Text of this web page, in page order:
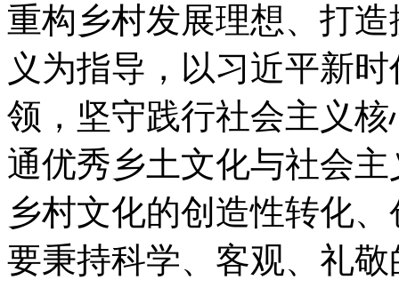
重构乡村发展理想、打
义为指导，以习近平新
领，坚守践行社会主义
通优秀乡土文化与社会
乡村文化的创造性转化
要秉持科学、客观、礼